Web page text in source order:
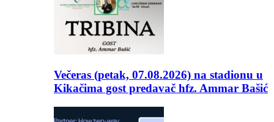
Večeras (petak, 07.08.2026) na stadionu u
Kikačima gost predavač hfz. Ammar Bašić